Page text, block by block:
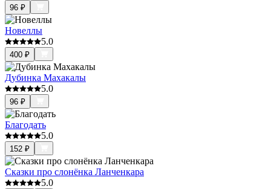
96 ₽
Новеллы
5.0
400 ₽
Дубинка Махакалы
5.0
96 ₽
Благодать
5.0
152 ₽
Сказки про слонёнка Ланченкара
5.0